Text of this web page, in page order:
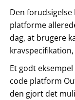
Den
platforme
dag, at brugere
Et godt
code platform
den gjort det